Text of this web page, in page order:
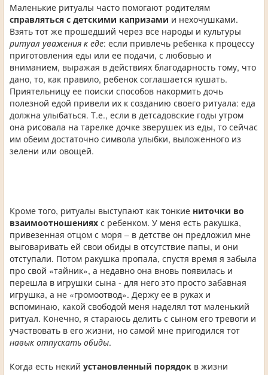
Маленькие ритуалы часто помогают родителям
справляться с детскими капризами и нехочушками.
Взять тот же прошедший через все народы и культуры
ритуал уважения к еде: если привлечь ребенка к процессу
приготовления еды или ее подачи, с любовью и
вниманием, выражая в действиях благодарность тому, что
дано, то, как правило, ребенок соглашается кушать.
Приятельницу ее поиски способов накормить дочь
полезной едой привели их к созданию своего ритуала: еда
должна улыбаться. Т.е., если в детсадовские годы утром
она рисовала на тарелке дочке зверушек из еды, то сейчас
им обеим достаточно символа улыбки, выложенного из
зелени или овощей.
Кроме того, ритуалы выступают как тонкие ниточки во
взаимоотношениях с ребенком. У меня есть ракушка,
привезенная отцом с моря – в детстве он предложил мне
выговаривать ей свои обиды в отсутствие папы, и они
отступали. Потом ракушка пропала, спустя время я забыла
про свой «тайник», а недавно она вновь появилась и
перешла в игрушки сына - для него это просто забавная
игрушка, а не «громоотвод». Держу ее в руках и
вспоминаю, какой свободой меня наделял тот маленький
ритуал. Конечно, я стараюсь делить с сыном его тревоги и
участвовать в его жизни, но самой мне пригодился тот
навык отпускать обиды.
Когда есть некий установленный порядок в жизни